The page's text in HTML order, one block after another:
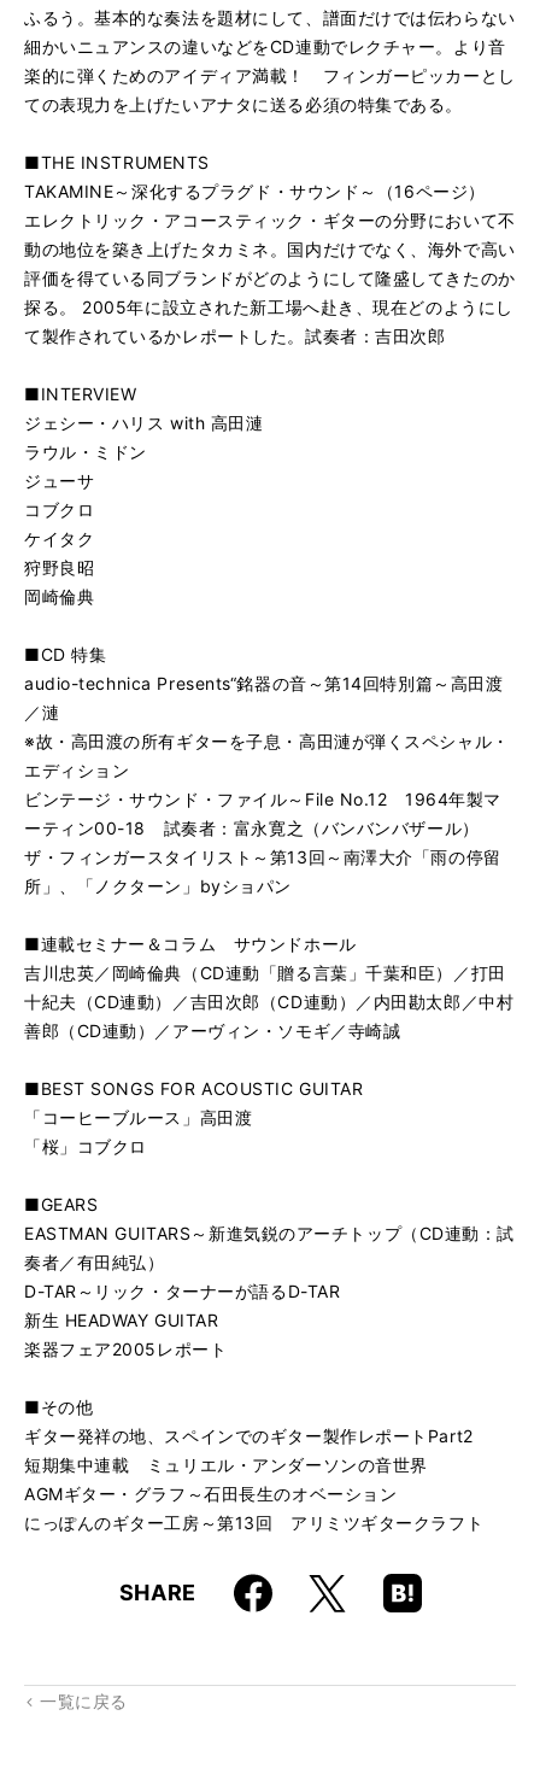
ふるう。基本的な奏法を題材にして、譜面だけでは伝わらない
細かいニュアンスの違いなどをCD連動でレクチャー。より音
楽的に弾くためのアイディア満載！ フィンガーピッカーとし
ての表現力を上げたいアナタに送る必須の特集である。
■THE INSTRUMENTS
TAKAMINE～深化するプラグド・サウンド～（16ページ）
エレクトリック・アコースティック・ギターの分野において不
動の地位を築き上げたタカミネ。国内だけでなく、海外で高い
評価を得ている同ブランドがどのようにして隆盛してきたのか
探る。 2005年に設立された新工場へ赴き、現在どのようにし
て製作されているかレポートした。試奏者：吉田次郎
■INTERVIEW
ジェシー・ハリス with 高田漣
ラウル・ミドン
ジューサ
コブクロ
ケイタク
狩野良昭
岡崎倫典
■CD 特集
audio-technica Presents“銘器の音～第14回特別篇～高田渡
／漣
※故・高田渡の所有ギターを子息・高田漣が弾くスペシャル・
エディション
ビンテージ・サウンド・ファイル～File No.12 1964年製マ
ーティン00-18 試奏者：富永寛之（バンバンバザール）
ザ・フィンガースタイリスト～第13回～南澤大介「雨の停留
所」、「ノクターン」byショパン
■連載セミナー＆コラム サウンドホール
吉川忠英／岡崎倫典（CD連動「贈る言葉」千葉和臣）／打田
十紀夫（CD連動）／吉田次郎（CD連動）／内田勘太郎／中村
善郎（CD連動）／アーヴィン・ソモギ／寺崎誠
■BEST SONGS FOR ACOUSTIC GUITAR
「コーヒーブルース」高田渡
「桜」コブクロ
■GEARS
EASTMAN GUITARS～新進気鋭のアーチトップ（CD連動：試
奏者／有田純弘）
D-TAR～リック・ターナーが語るD-TAR
新生 HEADWAY GUITAR
楽器フェア2005レポート
■その他
ギター発祥の地、スペインでのギター製作レポートPart2
短期集中連載 ミュリエル・アンダーソンの音世界
AGMギター・グラフ～石田長生のオベーション
にっぽんのギター工房～第13回 アリミツギタークラフト
SHARE Faceboo
k
X
Hatena
Boo
一覧に戻る